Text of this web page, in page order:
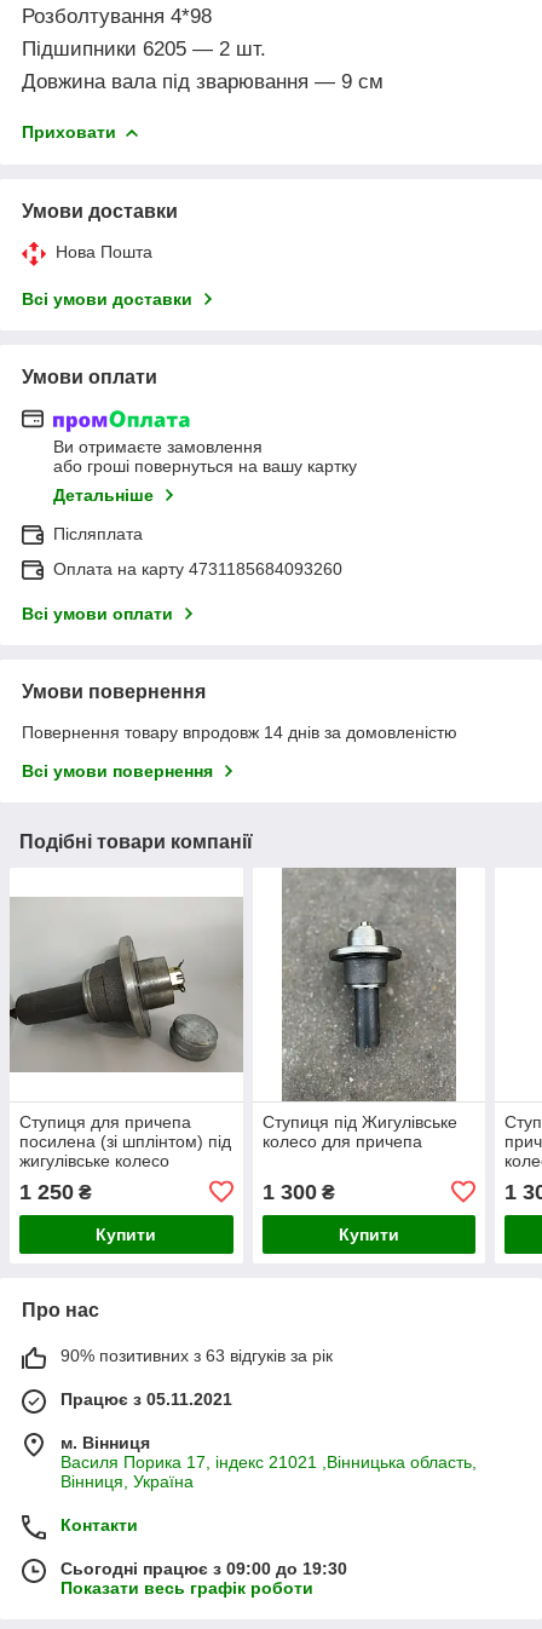
Розболтування 4*98
Підшипники 6205 — 2 шт.
Довжина вала під зварювання — 9 см
Приховати
Умови доставки
Нова Пошта
Всі умови доставки
Умови оплати
Ви отримаєте замовлення
або гроші повернуться на вашу картку
Детальніше
Післяплата
Оплата на карту 4731185684093260
Всі умови оплати
Умови повернення
Повернення товару впродовж 14 днів за домовленістю
Всі умови повернення
Подібні товари компанії
Ступиця для причепа
посилена (зі шплінтом) під
жигулівське колесо
1 250 ₴
Купити
Ступиця під Жигулівське
колесо для причепа
1 300₴
Купити
1
Про нас
90% позитивних з 63 відгуків за рік
Працює з 05.11.2021
м. Вінниця
Василя Порика 17, індекс 21021 ,Вінницька область,
Вінниця, Україна
Контакти
Сьогодні працює з 09:00 до 19:30
Показати весь графік роботи